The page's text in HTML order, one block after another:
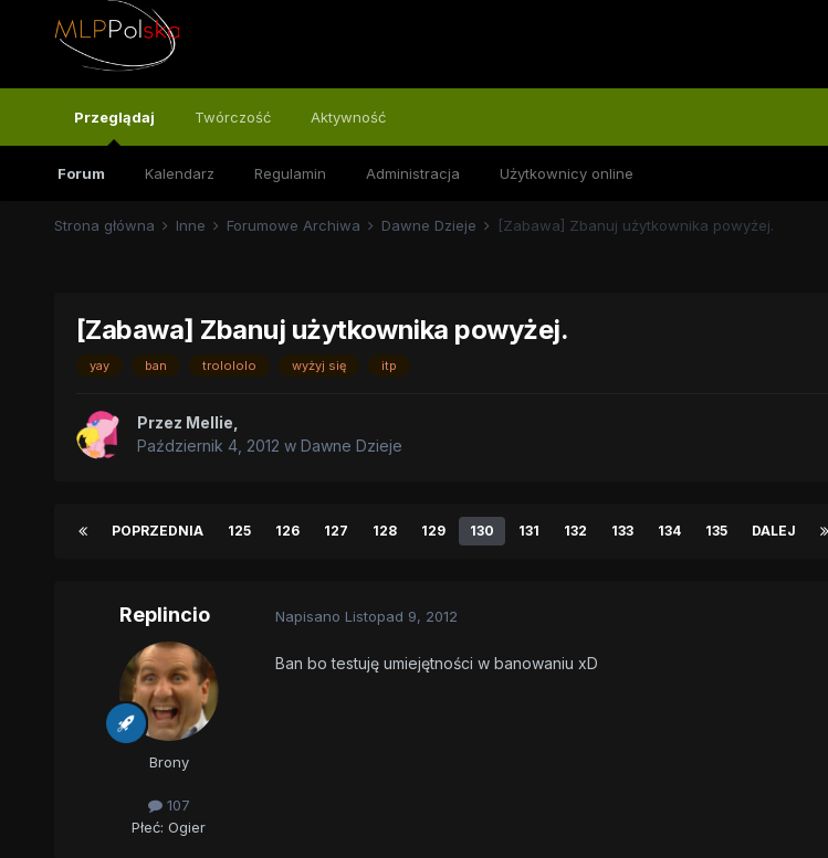
Przeglądaj
Forum Kalendarz Regulamin Administracja Użytkownicy online
Twórczość Aktywność
Strona główna Inne Forumowe Archiwa Dawne Dzieje [Zabawa] Zbanuj użytkownika powyżej.
[Zabawa] Zbanuj użytkownika powyżej.
yay ban trolololo wyżyj się itp
Przez Mellie
Październik 4, 2012 w Dawne Dzieje
POPRZEDNIA 125 126 127 128 129 130 131 132 133 134 135 DALEJ
Replincio
Brony
107
Płeć: Ogier
Napisano Listopad 9, 2012
Ban bo testuję umiejętności w banowaniu xD